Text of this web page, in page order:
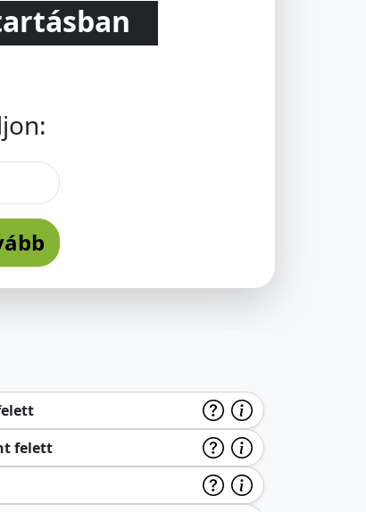
felett